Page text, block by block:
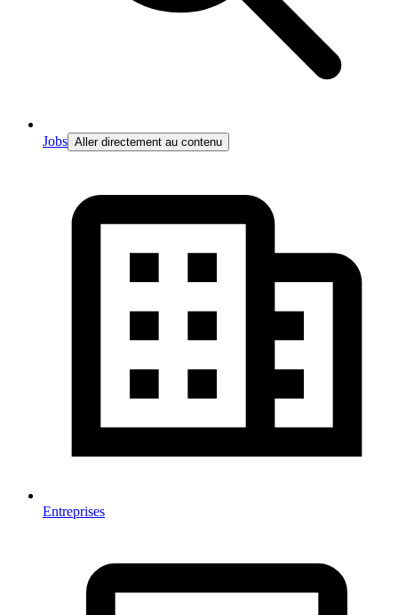
Jobs Aller directement au contenu
Entreprises